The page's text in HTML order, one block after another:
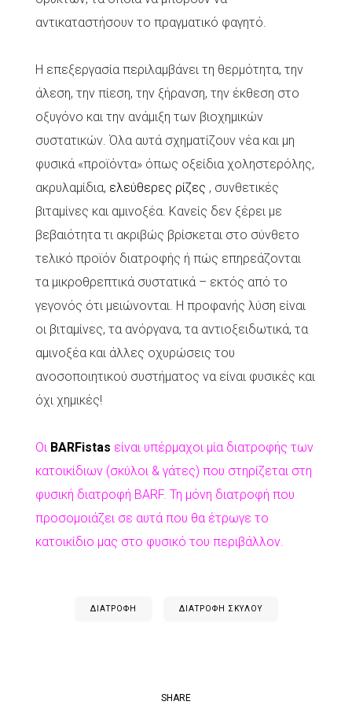
αντικαταστήσουν το πραγματικό φαγητό.
Η επεξεργασία περιλαμβάνει τη θερμότητα, την
άλεση, την πίεση, την ξήρανση, την έκθεση στο
οξυγόνο και την ανάμιξη των βιοχημικών
συστατικών. Όλα αυτά σχηματίζουν νέα και μη
φυσικά «προϊόντα» όπως οξείδια χοληστερόλης,
ακρυλαμίδια, ελεύθερες ρίζες , συνθετικές
βιταμίνες και αμινοξέα. Κανείς δεν ξέρει με
βεβαιότητα τι ακριβώς βρίσκεται στο σύνθετο
τελικό προϊόν διατροφής ή πώς επηρεάζονται
τα μικροθρεπτικά συστατικά – εκτός από το
γεγονός ότι μειώνονται. Η προφανής λύση είναι
οι βιταμίνες, τα ανόργανα, τα αντιοξειδωτικά, τα
αμινοξέα και άλλες οχυρώσεις του
ανοσοποιητικού συστήματος να είναι φυσικές και
όχι χημικές!
Οι BARFistas είναι υπέρμαχοι μία διατροφής των
κατοικίδιων (σκύλοι & γάτες) που στηρίζεται στη
φυσική διατροφή BARF. Τη μόνη διατροφή που
προσομοιάζει σε αυτά που θα έτρωγε το
κατοικίδιο μας στο φυσικό του περιβάλλον.
ΔΙΑΤΡΟΦΉ ΔΙΑΤΡΟΦΉ ΣΚΎΛΟΥ
SHARE